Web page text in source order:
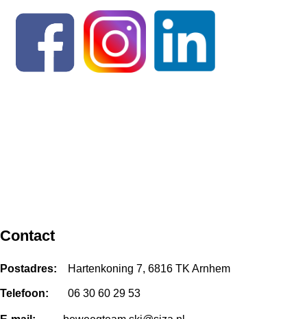
Contact
Postadres: Hartenkoning 7, 6816 TK Arnhem
Telefoon: 06 30 60 29 53